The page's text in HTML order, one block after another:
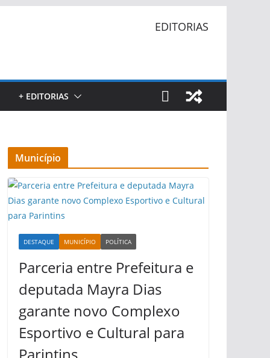
EDITORIAS
+ EDITORIAS
Município
DESTAQUE MUNICÍPIO POLÍTICA
Parceria entre Prefeitura e
deputada Mayra Dias
garante novo Complexo
Esportivo e Cultural para